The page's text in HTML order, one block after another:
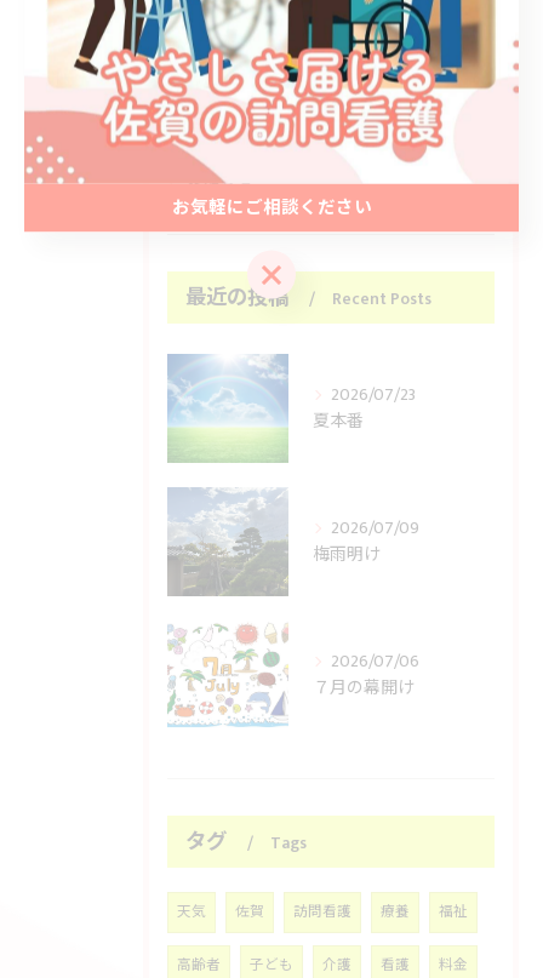
カテゴリー Categories
全てのカテゴリー
ブログ
お知らせ
最近の投稿 Recent Posts
2026/07/23
夏本番
2026/07/09
梅雨明け
2026/07/06
７月の幕開け
タグ Tags
天気 佐賀 訪問看護 療養 福祉
高齢者 子ども 介護 看護 料金
お気軽にご相談ください
お気軽にご相談ください